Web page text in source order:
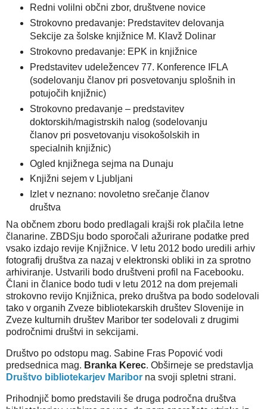
Redni volilni občni zbor, društvene novice
Strokovno predavanje: Predstavitev delovanja
Sekcije za šolske knjižnice M. Klavž Dolinar
Strokovno predavanje: EPK in knjižnice
Predstavitev udeležencev 77. Konference IFLA
(sodelovanju članov pri posvetovanju splošnih in
potujočih knjižnic)
Strokovno predavanje – predstavitev
doktorskih/magistrskih nalog (sodelovanju
članov pri posvetovanju visokošolskih in
specialnih knjižnic)
Ogled knjižnega sejma na Dunaju
Knjižni sejem v Ljubljani
Izlet v neznano: novoletno srečanje članov
društva
Na občnem zboru bodo predlagali krajši rok plačila letne
članarine. ZBDSju bodo sporočali ažurirane podatke pred
vsako izdajo revije Knjižnice. V letu 2012 bodo uredili arhiv
fotografij društva za nazaj v elektronski obliki in za sprotno
arhiviranje. Ustvarili bodo društveni profil na Facebooku.
Člani in članice bodo tudi v letu 2012 na dom prejemali
strokovno revijo Knjižnica, preko društva pa bodo sodelovali
tako v organih Zveze bibliotekarskih društev Slovenije in
Zveze kulturnih društev Maribor ter sodelovali z drugimi
področnimi društvi in sekcijami.
Društvo po odstopu mag. Sabine Fras Popović vodi
predsednica mag. Branka Kerec. Obširneje se predstavlja
Društvo bibliotekarjev Maribor na svoji spletni strani.
Prihodnjič bomo predstavili še druga področna društva